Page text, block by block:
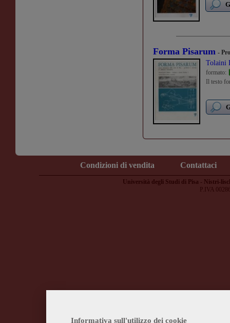
Informativa sull'utilizzo dei cookie
Forma Pisarum -
Tolaini
formato:
Il testo
Condizioni di vendita Contattaci
Università degli Studi di Pisa - Nistri-
P.IVA